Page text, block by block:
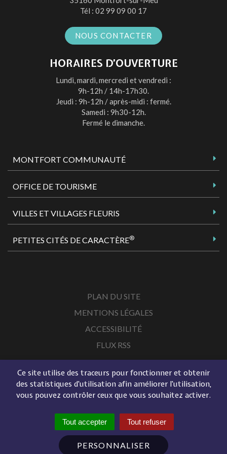
Ce site utilise des traceurs pour fonctionner et obtenir
des statistiques d'utilisation afin améliorer l'utilisation,
vous pouvez contrôler ceux que vous souhaitez activer.
Tout accepter Tout refuser
PERSONNALISER
Tél : 02 99 09 00 17
NOUS CONTACTER
HORAIRES D’OUVERTURE
Lundi, mardi, mercredi et vendredi :
9h-12h / 14h-17h30.
Jeudi : 9h-12h / après-midi : fermé.
Samedi : 9h30-12h.
Fermé le dimanche.
MONTFORT COMMUNAUTÉ
OFFICE DE TOURISME
VILLES ET VILLAGES FLEURIS
PETITES CITÉS DE CARACTÈRE®
PLAN DU SITE
MENTIONS LÉGALES
ACCESSIBILITÉ
FLUX RSS